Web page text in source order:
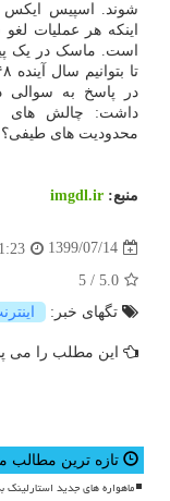
شوند. اسپیس ایکس
اینکه هر عملیات
است. ماسک در یک
در پاسخ به سوالی
داشت: چالش های
محدودیت های طیفی؟
منبع: imgdl.ir
1399/07/14
5.0
/
5
تگهای خبر:
این مطلب را می
تازه ترین مطالب
ماهواره های جدید استارلینک